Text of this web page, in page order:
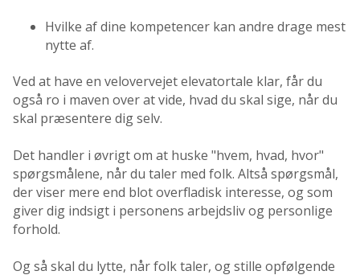
Hvilke af dine kompetencer kan andre drage mest
nytte af.
Ved at have en velovervejet elevatortale klar, får du
også ro i maven over at vide, hvad du skal sige, når du
skal præsentere dig selv.
Det handler i øvrigt om at huske "hvem, hvad, hvor"
spørgsmålene, når du taler med folk. Altså spørgsmål,
der viser mere end blot overfladisk interesse, og som
giver dig indsigt i personens arbejdsliv og personlige
forhold.
Og så skal du lytte, når folk taler, og stille opfølgende